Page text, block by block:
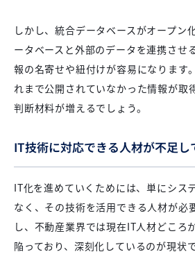
しかし、統合データベースがオープン
ータベースと外部のデータを連携させ
報の名寄せや紐付けが容易になります
れまで公開されていなかった情報が取
判断材料が増えるでしょう。
IT技術に対応できる人材が不足し
IT化を進めていくためには、単にシス
なく、その技術を活用できる人材が必
し、不動産業界では現在IT人材どころ
陥っており、深刻化しているのが現状